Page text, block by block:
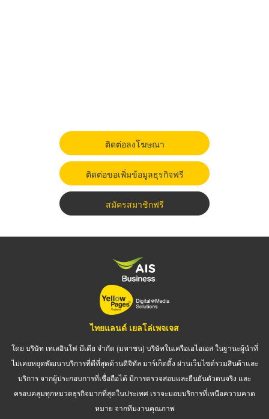
ติดต่อลงโฆษณา
ติดต่อขอเพิ่มข้อมูลธุรกิจฟรี
สมัครสมาชิกฟรี
ไทยแลนด์ เยลโล่เพจเจส
โดย บริษัท เทเลอินโฟ มีเดีย จำกัด (มหาชน) บริษัทในเครือเอไอเอส ในฐานะผู้นำที่
ไม่เคยหยุดพัฒนาบริการที่ดีที่สุดด้านดิจิทัล มาร์เก็ตติ้ง ผ่านเว็บไซต์รวมสินค้าและ
บริการ จากผู้ประกอบการที่เชื่อถือได้ มีการตรวจสอบและยืนยันตัวตนจริง และ
ครอบคลุมทุกหมวดธุรกิจมากที่สุดในประเทศ เราจะมอบบริการที่เหนือความคาด
หมาย จากทีมงานคุณภาพ